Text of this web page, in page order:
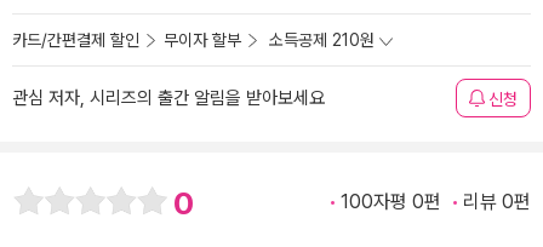
카드/간편결제 할인 무이자 할부 소득공제 210원
관심 저자, 시리즈의 출간 알림을 받아보세요 신청
0 100자평 0편 리뷰 0편